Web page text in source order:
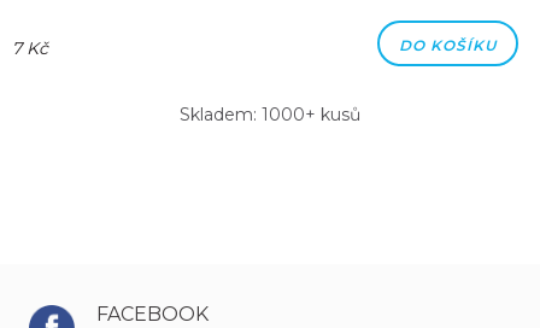
7 Kč DO KOŠÍKU
Skladem: 1000+ kusů
FACEBOOK